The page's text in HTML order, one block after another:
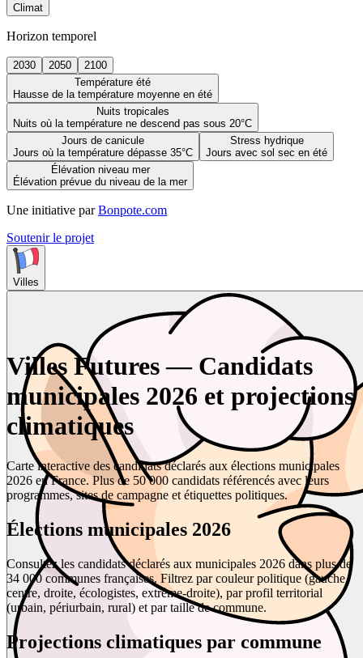
Climat
Horizon temporel
2030 2050
2100
Température été
Hausse de la température moyenne en été
Nuits tropicales
Nuits où la température ne descend pas sous 20°C
Jours de canicule
Jours où la température dépasse 35°C
Stress hydrique
Jours avec sol sec en été
Élévation niveau mer
Élévation prévue du niveau de la mer
Une initiative par Bonpote.com
Soutenir le projet
Villes
Villes Futures — Candidats
municipales 2026 et projections
climatiques
Carte interactive des candidats déclarés aux élections municipales
2026 en France. Plus de 50 000 candidats référencés avec leurs
programmes, sites de campagne et étiquettes politiques.
Élections municipales 2026
Consultez les candidats déclarés aux municipales 2026 dans plus de
34 000 communes françaises. Filtrez par couleur politique (gauche,
centre, droite, écologistes, extrême-droite), par profil territorial
(urbain, périurbain, rural) et par taille de commune.
Projections climatiques par commune